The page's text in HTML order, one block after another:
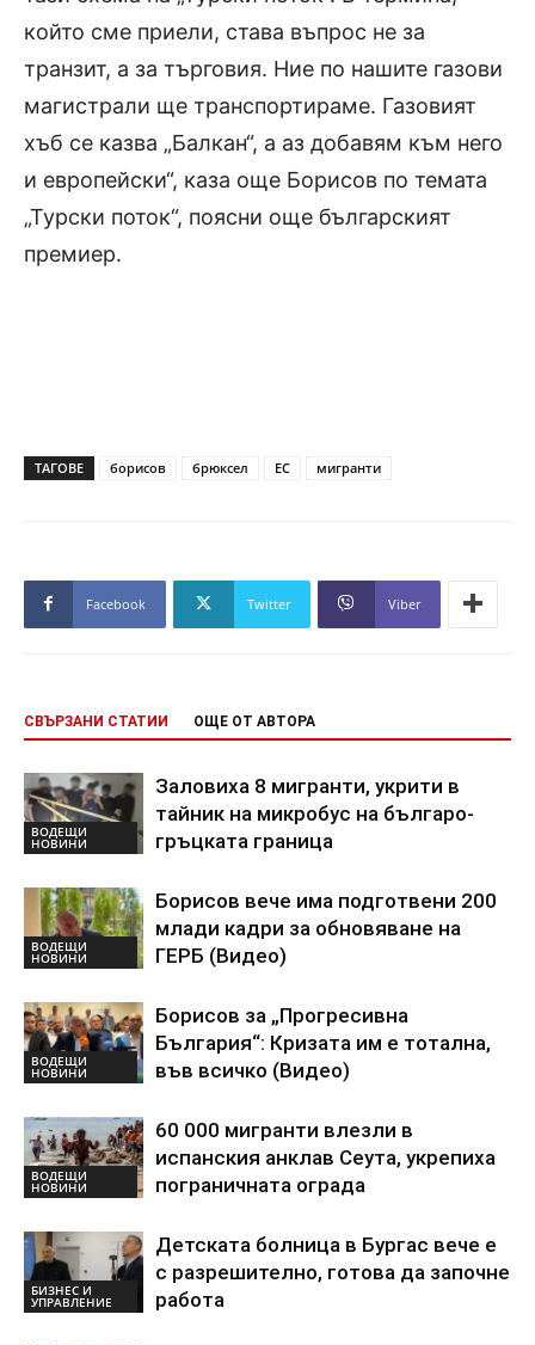
който сме приели, става въпрос не за
транзит, а за търговия. Ние по нашите газови
магистрали ще транспортираме. Газовият
хъб се казва „Балкан“, а аз добавям към него
и европейски“, каза още Борисов по темата
„Турски поток“, поясни още българският
премиер.
ТАГОВЕ борисов брюксел ЕС мигранти
Facebook Twitter Viber
СВЪРЗАНИ СТАТИИ ОЩЕ ОТ АВТОРА
ВОДЕЩИ
НОВИНИ
Заловиха 8 мигранти, укрити в
тайник на микробус на българо-
гръцката граница
ВОДЕЩИ
НОВИНИ
Борисов вече има подготвени 200
млади кадри за обновяване на
ГЕРБ (Видео)
ВОДЕЩИ
НОВИНИ
Борисов за „Прогресивна
България“: Кризата им е тотална,
във всичко (Видео)
ВОДЕЩИ
НОВИНИ
60 000 мигранти влезли в
испанския анклав Сеута, укрепиха
пограничната ограда
БИЗНЕС И
УПРАВЛЕНИЕ
Детската болница в Бургас вече е
с разрешително, готова да започне
работа